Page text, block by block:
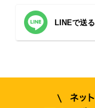
LINEで送る